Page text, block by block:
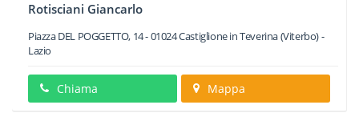
Rotisciani Giancarlo
Piazza DEL POGGETTO, 14-01024Castiglione in Teverina(Viterbo) -
Lazio
Chiama Mappa